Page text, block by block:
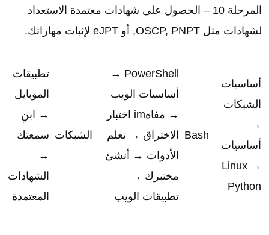
المرحلة 10 – الحصول على شهادات معتمدة الاستعداد
لشهادات مثل OSCP, PNPT, أو eJPT لإثبات مهاراتك.
أساسيات
الشبكات
→
أساسيات
Linux →
Python
Bash
PowerShell →
أساسيات الويب
→ مفاهim اختبار
الاختراق → تعلم
الأدوات → أنشئ
مختبرك →
تطبيقات الويب
الشبكات
تطبيقات
الموبايل
→ ابنِ
سمعتك
→
الشهادات
المعتمدة